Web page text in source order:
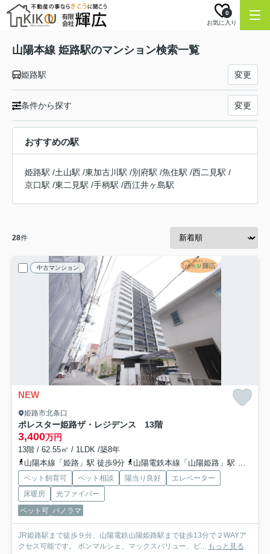
お気に入り
0
山陽本線 姫路駅のマンション検索一覧
姫路駅 変更
条件から探す 変更
おすすめの駅
姫路駅 /土山駅 /東加古川駅 /別府駅 /魚住駅 /西二見駅 /
京口駅 /東二見駅 /手柄駅 /西江井ヶ島駅
28件
中古マンション
NEW
姫路市北条口
ポレスター姫路ザ・レジデンス 13階
3,400万円
13階 / 62.55㎡ / 1LDK /築8年
山陽本線「姫路」駅 徒歩9分
山陽電鉄本線「山陽姫路」駅 徒歩13分
ペット飼育可 ペット相談 陽当り良好
エレベーター
床暖房
光ファイバー
ペット可 パノラマ
JR姫路駅まで徒歩９分、山陽電鉄山陽姫路駅まで徒歩13分で２WAYア
クセス可能です。 ボンマルシェ、マックスバリュー、ピ... もっと見る